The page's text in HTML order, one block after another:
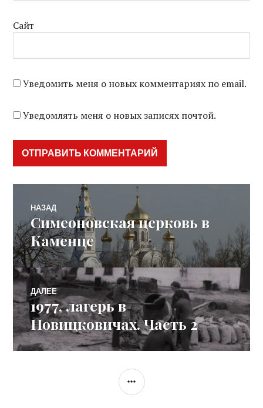
Сайт
Уведомить меня о новых комментариях по email.
Уведомлять меня о новых записях почтой.
Навигация
по
записям
НАЗАД
Предыдущая
запись:
Симеоновская церковь в
Каменце
ДАЛЕЕ
Следующая
запись:
1977, лагерь в
Новицковичах. Часть 2
БОКОВАЯ